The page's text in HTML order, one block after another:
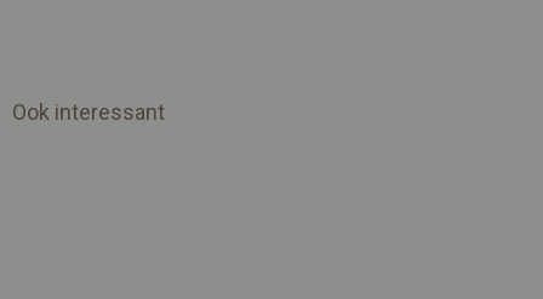
Ook interessant